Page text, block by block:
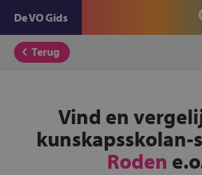
De VO Gids
Terug
Vind en
kunskapsskolan-
Roden